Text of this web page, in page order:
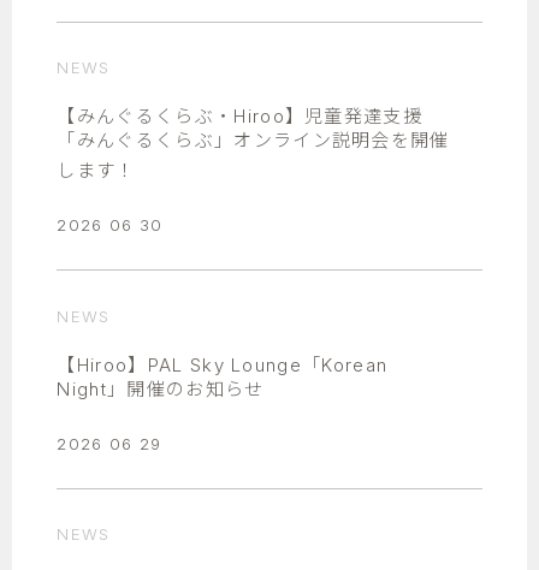
NEWS
【みんぐるくらぶ・Hiroo】児童発達支援
「みんぐるくらぶ」オンライン説明会を開催
します！
2026 06 30
NEWS
【Hiroo】PAL Sky Lounge「Korean
Night」開催のお知らせ
2026 06 29
NEWS